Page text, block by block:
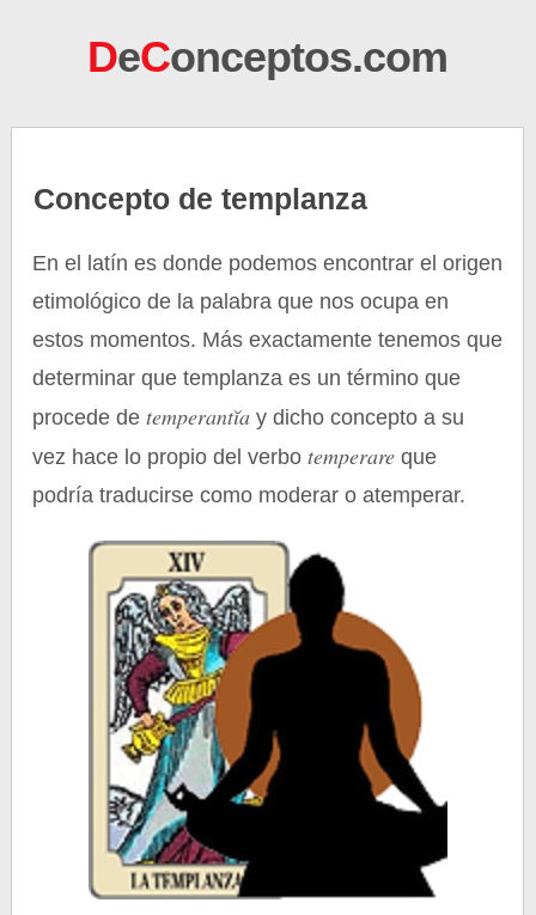
DeConceptos.com
Concepto de templanza
En el latín es donde podemos encontrar el origen
etimológico de la palabra que nos ocupa en
estos momentos. Más exactamente tenemos que
determinar que templanza es un término que
procede detemperantĭay dicho concepto a su
vez hace lo propio del verbotemperareque
podría traducirse como moderar o atemperar.